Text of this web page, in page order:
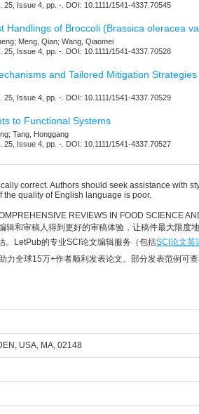
Issue 4, pp. -. DOI: 10.1111/1541-4337.70545
of Broccoli (Brassica oleracea
Meng, Qian; Wang, Qiaomei
Issue 4, pp. -. DOI: 10.1111/1541-4337.70528
and Tailored Mitigation Strategies
Issue 4, pp. -. DOI: 10.1111/1541-4337.70529
to Functional Systems
Tang, Honggang
Issue 4, pp. -. DOI: 10.1111/1541-4337.70527
correct. Authors should seek assistance with
the quality of English language is poor.
REVIEWS IN FOOD SCIENCE
和审稿人得到更好的审稿体验，让稿件最大限度
。LetPub的专业SCI论文编辑服务（包括SCI论文英
力全球15万+作者顺利发表论文。部分发表范例可查
USA, MA, 02148